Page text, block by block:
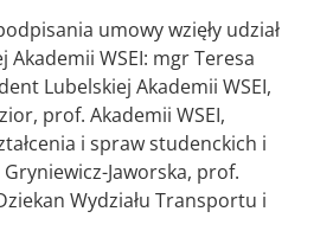
umowy wzięły udział
Akademii WSEI: mgr Teresa
Lubelskiej Akademii WSEI,
prof. Akademii WSEI,
i spraw studenckich i
Jaworska, prof.
Wydziału Transportu i